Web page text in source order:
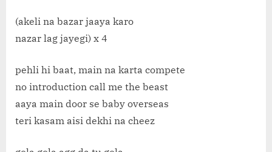
(akeli na bazar jaaya karo
nazar lag jayegi) x 4
pehli hi baat, main na karta compete
no introduction call me the beast
aaya main door se baby overseas
teri kasam aisi dekhi na cheez